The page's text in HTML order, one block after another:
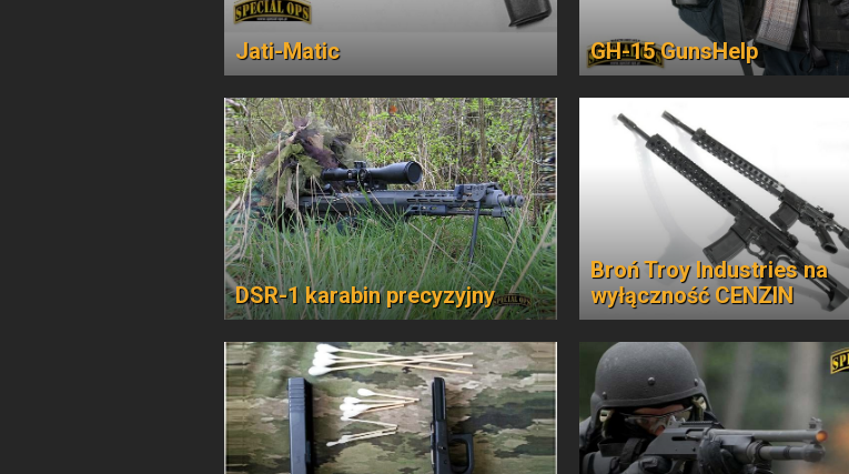
Jati-Matic GH-15 GunsHelp
DSR-1 karabin precyzyjny
Broń Troy Industries na
wyłączność CENZIN